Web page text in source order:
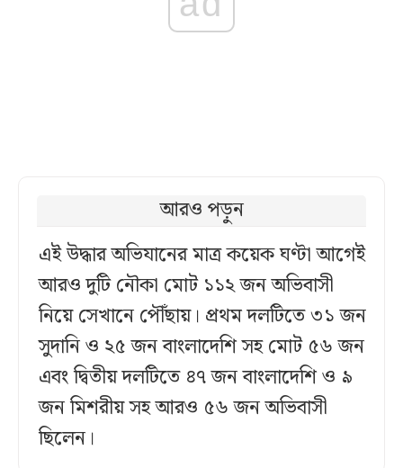
আরও পড়ুন
এই উদ্ধার অভিযানের মাত্র কয়েক ঘণ্টা আগেই
আরও দুটি নৌকা মোট ১১২ জন অভিবাসী
নিয়ে সেখানে পৌঁছায়। প্রথম দলটিতে ৩১ জন
সুদানি ও ২৫ জন বাংলাদেশি সহ মোট ৫৬ জন
এবং দ্বিতীয় দলটিতে ৪৭ জন বাংলাদেশি ও ৯
জন মিশরীয় সহ আরও ৫৬ জন অভিবাসী
ছিলেন।